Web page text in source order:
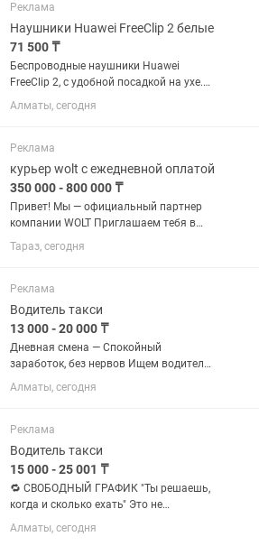
Реклама
Наушники Huawei FreeClip 2 белые
71 500 ₸
Беспроводные наушники Huawei
FreeClip 2, с удобной посадкой на ухе.
Новые, неиспользованные!
Характеристики: • До 38 часов
кейсом • Bluetooth 6.0 • Радиус
подключения до...
Алматы, сегодня
Реклама
курьер wolt с ежедневной оплатой
350 000 - 800 000 ₸
Привет! Мы — официальный партнер
компании WOLT Приглашаем тебя в
нашу команду! От нас: - комиссия 9,7% -
ЕЖЕДНЕВНЫЙ гарантированный
заказ 1500тг + бонусы для...
Тараз, сегодня
Реклама
Водитель такси
13 000 - 20 000 ₸
Дневная смена — Спoкoйный
зaрaбoтoк, без нервoв Ищем водителей
на комфортные авто: GEELY Emgrаnd,
City КанКаны, BYD Нат и другие. Работа
Машина выдается на 12...
Алматы, сегодня
Реклама
Водитель такси
15 000 - 25 001 ₸
🔁 СВОБОДНЫЙ ГРАФИК "Ты решаешь,
когда и сколько ехать" Это не
классическая работа с графиком. Это
— когда тебе выдали нормальную
Алматы, сегодня